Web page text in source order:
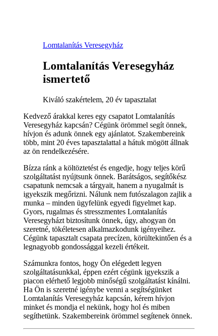
Lomtalanítás Veresegyház
Lomtalanítás Veresegyház
ismertető
Kiváló szakértelem, 20 év tapasztalat
Kedvező árakkal keres egy csapatot Lomtalanítás
Veresegyház kapcsán? Cégünk örömmel segít önnek,
hívjon és adunk önnek egy ajánlatot. Szakembereink
több, mint 20 éves tapasztalattal a hátuk mögött állnak
az ön rendelkezésére.
Bízza ránk a költöztetést és engedje, hogy teljes körű
szolgáltatást nyújtsunk önnek. Barátságos, segítőkész
csapatunk nemcsak a tárgyait, hanem a nyugalmát is
igyekszik megőrizni. Nálunk nem futószalagon zajlik a
munka – minden ügyfelünk egyedi figyelmet kap.
Gyors, rugalmas és stresszmentes Lomtalanítás
Veresegyházt biztosítunk önnek, úgy, ahogyan ön
szeretné, tökéletesen alkalmazkodunk igényeihez.
Cégünk tapasztalt csapata precízen, körültekintően és a
legnagyobb gondossággal kezeli értékeit.
Számunkra fontos, hogy Ön elégedett legyen
szolgáltatásunkkal, éppen ezért cégünk igyekszik a
piacon elérhető legjobb minőségű szolgáltatást kínálni.
Ha Ön is szeretné igénybe venni a segítségünket
Lomtalanítás Veresegyház kapcsán, kérem hívjon
minket és mondja el nekünk, hogy hol és miben
segíthetünk. Szakembereink örömmel segítenek önnek.